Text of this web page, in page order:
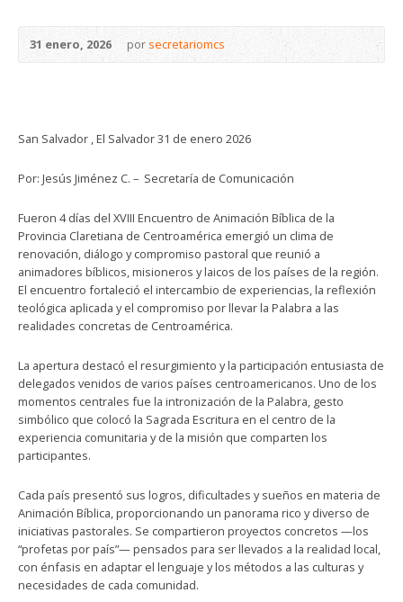
31 enero, 2026 porsecretariomcs
San Salvador , El Salvador 31 de enero 2026
Por: Jesús Jiménez C. – Secretaría de Comunicación
Fueron 4 días del XVIII Encuentro de Animación Bíblica de la
Provincia Claretiana de Centroamérica emergió un clima de
renovación, diálogo y compromiso pastoral que reunió a
animadores bíblicos, misioneros y laicos de los países de la región.
El encuentro fortaleció el intercambio de experiencias, la reflexión
teológica aplicada y el compromiso por llevar la Palabra a las
realidades concretas de Centroamérica.
La apertura destacó el resurgimiento y la participación entusiasta de
delegados venidos de varios países centroamericanos. Uno de los
momentos centrales fue la intronización de la Palabra, gesto
simbólico que colocó la Sagrada Escritura en el centro de la
experiencia comunitaria y de la misión que comparten los
participantes.
Cada país presentó sus logros, dificultades y sueños en materia de
Animación Bíblica, proporcionando un panorama rico y diverso de
iniciativas pastorales. Se compartieron proyectos concretos —los
“profetas por país”— pensados ​​para ser llevados a la realidad local,
con énfasis en adaptar el lenguaje y los métodos a las culturas y
necesidades de cada comunidad.